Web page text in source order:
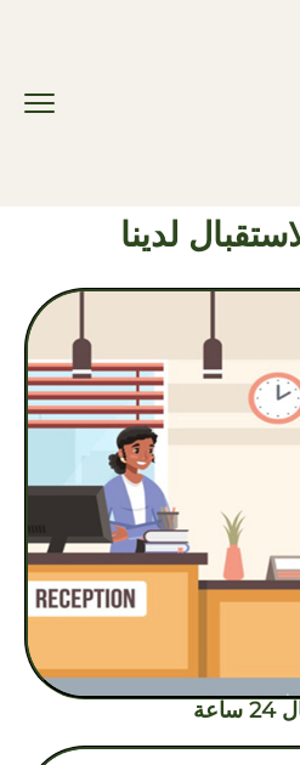
لدينا